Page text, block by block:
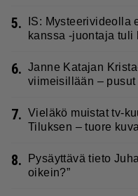
5.
IS: Mysteerivideolla
kanssa -juontaja
6. Janne Katajan
viimeisillään –
7. Vieläkö muistat tv-
Tiluksen – tuore kuva
8.
Pysäyttävä tieto
oikein?”